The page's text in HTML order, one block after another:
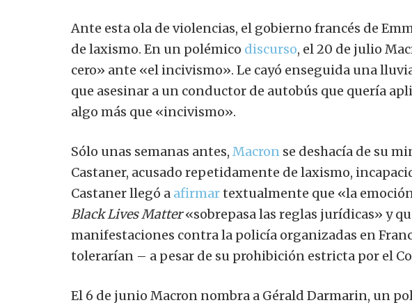
Ante esta ola de violencias, el gobierno francés de
de laxismo. En un polémico discurso, el 20 de julio
cero» ante «el incivismo». Le cayó enseguida una
que asesinar a un conductor de autobús que quería
algo más que «incivismo».
Sólo unas semanas antes, Macron se deshacía de su
Castaner, acusado repetidamente de laxismo,
Castaner llegó a afirmartextualmente que «la
Black Lives Matter«sobrepasa las reglas jurídicas» y
manifestaciones contra la policía organizadas en
tolerarían – a pesar de su prohibición estricta por el
El 6 de junio Macron nombra a Gérald Darmarin, un